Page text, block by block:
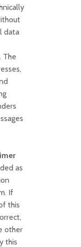
data
The
as
If
this
other
this